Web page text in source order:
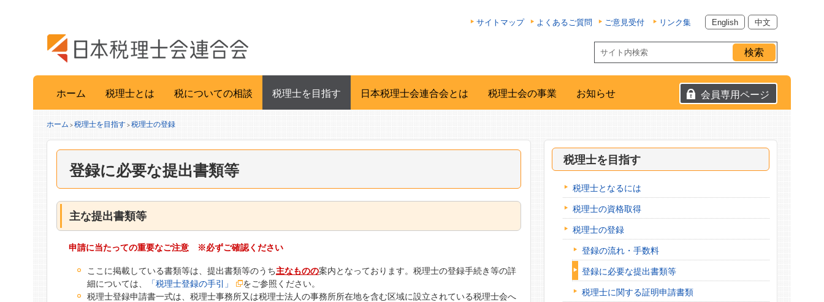
サイトマップ よくあるご質問 ご意見受付 リンク集 English 中文
会員専用ページ
ホーム 税理士とは 税についての相談 税理士を目指す 日本税理士会連合会とは 税理士会の事業 お知らせ
ホーム >税理士を目指す >税理士の登録
登録に必要な提出書類等
主な提出書類等
申請に当たっての重要なご注意 ※必ずご確認ください
ここに掲載している書類等は、提出書類等のうち主なものの案内となっております。税理士の登録手続き等の詳
細については、
「税理士登録の手引」
をご参照ください。
税理士登録申請書一式は、税理士事務所又は税理士法人の事務所所在地を含む区域に設立されている税理士会へ
税理士を目指す
税理士となるには
税理士の資格取得
税理士の登録
登録の流れ・手数料
登録に必要な提出書類等
税理士に関する証明申請書類